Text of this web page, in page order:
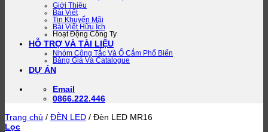
Giới Thiệu
Bài Viết
Tin Khuyến Mãi
Bài Viết Hữu Ích
Hoạt Động Công Ty
HỖ TRỢ VÀ TÀI LIỆU
Nhóm Công Tắc Và Ổ Cắm Phổ Biến
Bảng Giá Và Catalogue
DỰ ÁN
Email
0866.222.446
Trang chủ / ĐÈN LED / Đèn LED MR16
Lọc